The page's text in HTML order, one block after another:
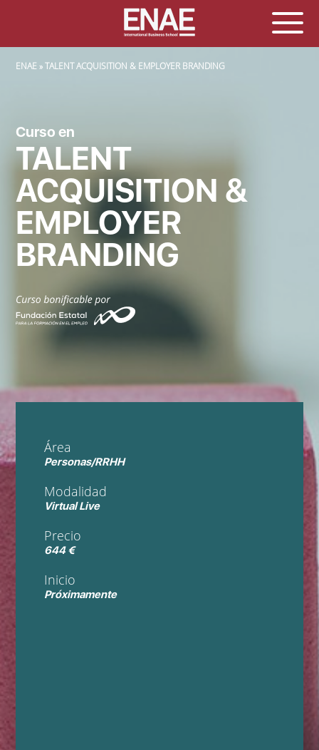
SOBRESCRIBIR ENLACES DE AYUDA A LA NAVEGACIÓN
ENAE TALENT ACQUISITION & EMPLOYER BRANDING
Curso en
TALENT
ACQUISITION &
EMPLOYER
BRANDING
Área
Personas/RRHH
Modalidad
Virtual Live
Precio
644 €
Inicio
Próximamente